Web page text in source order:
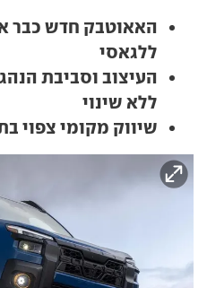
האאוטבק חדש כבר
ללגאסי
העיצוב וסביבת
ללא שינוי
שיווק מקומי צפוי